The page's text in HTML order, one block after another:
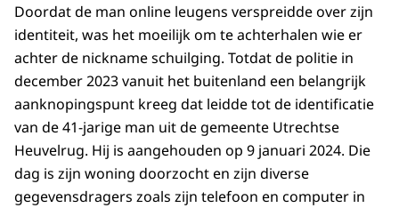
Doordat de man online leugens verspreidde over zijn
identiteit, was het moeilijk om te achterhalen wie er
achter de nickname schuilging. Totdat de politie in
december 2023 vanuit het buitenland een belangrijk
aanknopingspunt kreeg dat leidde tot de identificatie
van de 41-jarige man uit de gemeente Utrechtse
Heuvelrug. Hij is aangehouden op 9 januari 2024. Die
dag is zijn woning doorzocht en zijn diverse
gegevensdragers zoals zijn telefoon en computer in